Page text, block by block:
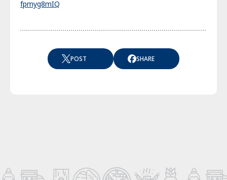
fpmyg8mIQ
POST SHARE